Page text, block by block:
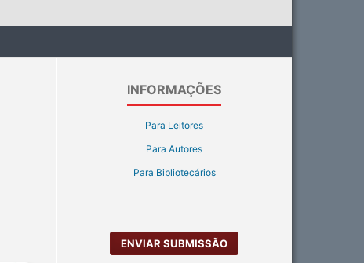
INFORMAÇÕES
Para Leitores
Para Autores
Para Bibliotecários
ENVIAR SUBMISSÃO